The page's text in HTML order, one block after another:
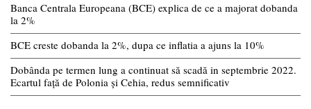
Banca Centrala Europeana (BCE) explica de ce a majorat dobanda
la 2%
BCE creste dobanda la 2%, dupa ce inflatia a ajuns la 10%
Dobânda pe termen lung a continuat să scadă in septembrie 2022.
Ecartul față de Polonia și Cehia, redus semnificativ